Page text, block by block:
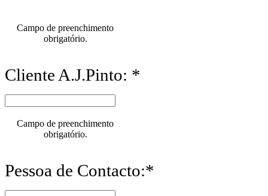
Campo de preenchimento
obrigatório.
Cliente A.J.Pinto: *
Campo de preenchimento
obrigatório.
Pessoa de Contacto:*